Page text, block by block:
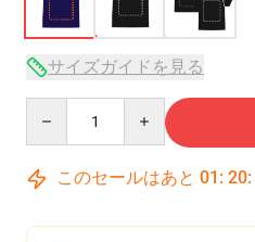
サイズガイドを見る
このセールはあと 01 : 20: